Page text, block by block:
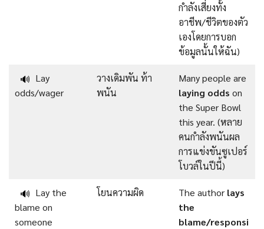
กำลังเสี่ยงทั้ง
อาชีพ/ชีวิตของตัว
เองโดยการบอก
ข้อมูลนั้นให้ฉัน)
🔊 Lay
odds/wager
วางเดิมพัน ท้า
พนัน
Many people are
laying odds on
the Super Bowl
this year. (หลาย
คนกำลังพนันผล
การแข่งขันซูเปอร์
โบวล์ในปีนี้)
🔊 Lay the
blame on
someone
โยนความผิด The author lays
the
blame/responsi